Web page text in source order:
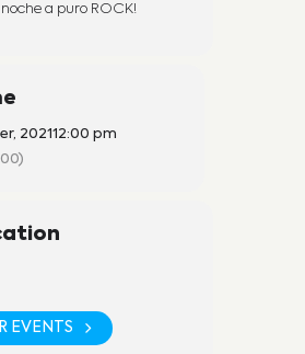
a puro ROCK!
202112:00 pm
EVENTS